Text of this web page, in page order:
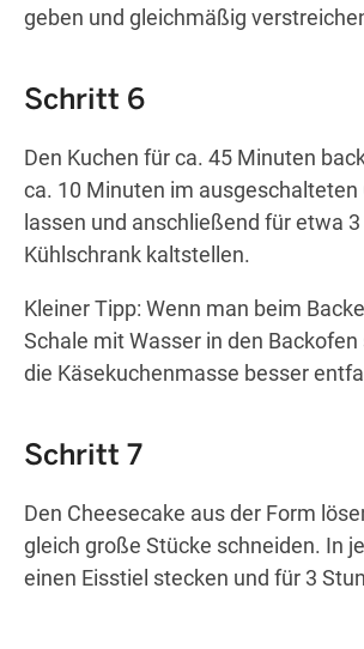
geben und gleichmäßig
Schritt 6
Den Kuchen für ca. 45 Minuten
ca. 10 Minuten im ausgeschalteten
lassen und anschließend für etwa
Kühlschrank kaltstellen.
Kleiner Tipp: Wenn man beim
Schale mit Wasser in den
die Käsekuchenmasse besser
Schritt 7
Den Cheesecake aus der Form
gleich große Stücke schneiden. In
einen Eisstiel stecken und für 3